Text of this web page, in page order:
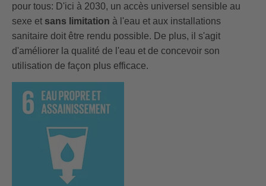
pour tous: D'ici à 2030, un accès universel sensible au
sexe et sans limitation à l'eau et aux installations
sanitaire doit être rendu possible. De plus, il s'agit
d'améliorer la qualité de l'eau et de concevoir son
utilisation de façon plus efficace.